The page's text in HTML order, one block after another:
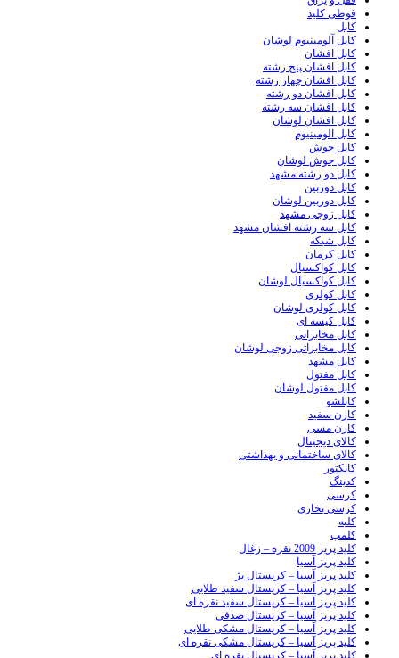
قوطی کلید
کابل
کابل آلومینیوم لوشان
کابل افشان
کابل افشان پنج رشته
کابل افشان چهار رشته
کابل افشان دو رشته
کابل افشان سه رشته
کابل افشان لوشان
کابل الومینیوم
کابل جوش
کابل جوش لوشان
کابل دو رشته مشهد
کابل دوربین
کابل دوربین لوشان
کابل زوجی مشهد
کابل سه رشته افشان مشهد
کابل شبکه
کابل کرمان
کابل کواکسیال
کابل کواکسیال لوشان
کابل کولری
کابل کولری لوشان
کابل کیسه ای
کابل مخابراتی
کابل مخابراتی زوجی لوشان
کابل مشهد
کابل مفتول
کابل مفتول لوشان
کابلشو
کارن سفید
کارن مسی
کالای دیجیتال
کالای ساختمانی و بهداشتی
کانکتور
کدینگ
کرسی
کرسی بخاری
کلبه
کلمپ
کلید پریز 2009 نقره – زغال
کلید پریز آسیا
کلید پریز آسیا – کریستال بژ
کلید پریز آسیا – کریستال سفید طلایی
کلید پریز آسیا – کریستال سفید نقره ای
کلید پریز آسیا – کریستال صدفی
کلید پریز آسیا – کریستال مشکی طلایی
کلید پریز آسیا – کریستال مشکی نقره ای
کلید پریز آسیا – کریستال نقره ای